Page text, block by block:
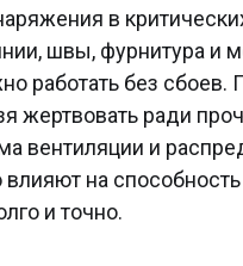
в
швы, фурнитура и
работать без сбоев.
жертвовать ради
вентиляции и
на способность
и точно.